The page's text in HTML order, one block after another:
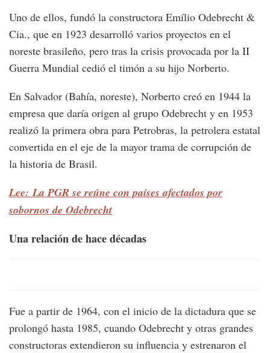
Uno de ellos, fundó la constructora Emílio Odebrecht &
Cia., que en 1923 desarrolló varios proyectos en el
noreste brasileño, pero tras la crisis provocada por la II
Guerra Mundial cedió el timón a su hijo Norberto.
En Salvador (Bahía, noreste), Norberto creó en 1944 la
empresa que daría origen al grupo Odebrecht y en 1953
realizó la primera obra para Petrobras, la petrolera estatal
convertida en el eje de la mayor trama de corrupción de
la historia de Brasil.
Lee: La PGR se reúne con países afectados por
sobornos de Odebrecht
Una relación de hace décadas
Fue a partir de 1964, con el inicio de la dictadura que se
prolongó hasta 1985, cuando Odebrecht y otras grandes
constructoras extendieron su influencia y estrenaron el